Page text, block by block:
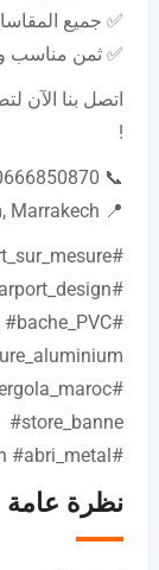
✅ جميع
✅ ثمن مناسب
!
📞 0666850870
📍 Sidi Ghanem, Hay Al Karam, Marrakech
#abri_de_voiture #carport_maroc #carport_sur_mesure
#protection_voiture #abri_auto #carport_design
#bache_PVC
#store_banne
#fabrication_marocaine #carport_modern #abri_metal
نظرة عامة